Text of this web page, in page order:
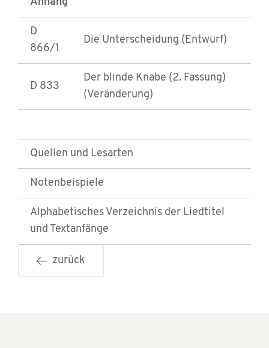
D
866/1
Die Unterscheidung (Entwurf)
D 833
Der blinde Knabe (2. Fassung)
(Veränderung)
Quellen und Lesarten
Notenbeispiele
Alphabetisches Verzeichnis der Liedtitel
und Textanfänge
zurück